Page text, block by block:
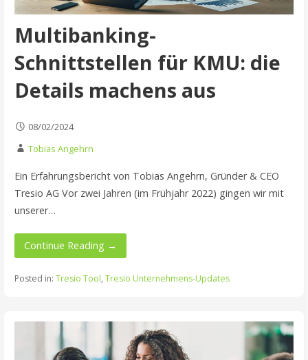
Multibanking-
Schnittstellen für KMU: die
Details machens aus
08/02/2024
Tobias Angehrn
Ein Erfahrungsbericht von Tobias Angehrn, Gründer & CEO
Tresio AG Vor zwei Jahren (im Frühjahr 2022) gingen wir mit
unserer…
Continue Reading →
Posted in: Tresio Tool, Tresio Unternehmens-Updates